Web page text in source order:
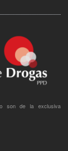
son de la exclusiva